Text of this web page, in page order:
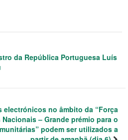
da República Portuguesa Luís
electrónicos no âmbito da “Força
– Grande prémio para o
podem ser utilizados a